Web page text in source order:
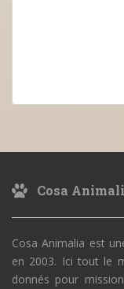
Cosa
Cosa Animalia est
en 2003. Ici tout le
donnés pour